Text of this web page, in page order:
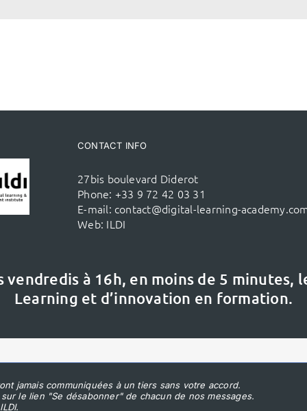
CONTACT INFO
27bis boulevard Diderot
Phone: +33 9 72 42 03 31
E-mail: contact@digital-learning-
Web: ILDI
à 16h, en moins de 5 minutes,
Learning et d’innovation en formation.
jamais communiquées à un tiers sans votre accord.
le lien "Se désabonner" de chacun de nos messages.